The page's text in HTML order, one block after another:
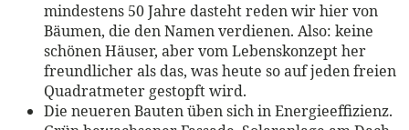
mindestens 50 Jahre dasteht reden wir hier von
Bäumen, die den Namen verdienen. Also: keine
schönen Häuser, aber vom Lebenskonzept her
freundlicher als das, was heute so auf jeden freien
Quadratmeter gestopft wird.
Die neueren Bauten üben sich in Energieeffizienz.